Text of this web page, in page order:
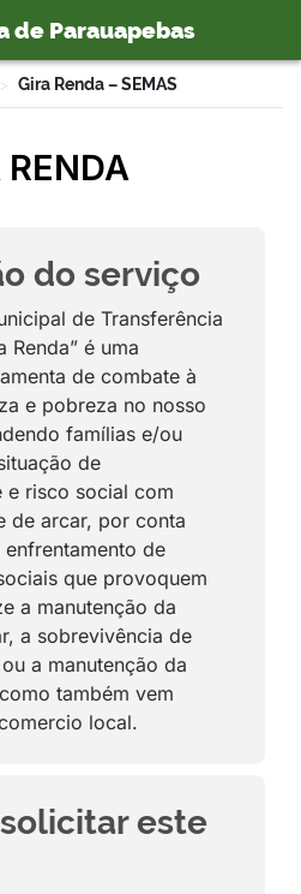
de Parauapebas
> Gira Renda – SEMAS
RENDA
do serviço
de Transferência
Renda” é uma
de combate à
e pobreza no nosso
famílias e/ou
de
e risco social com
de arcar, por conta
de
que provoquem
a manutenção da
a sobrevivência de
a manutenção da
também vem
local.
este